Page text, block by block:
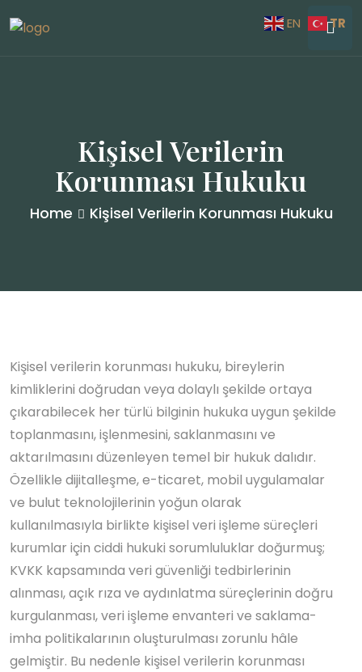
Kişisel Verilerin
Korunması Hukuku
Home Kişisel Verilerin Korunması Hukuku
Kişisel verilerin korunması hukuku, bireylerin
kimliklerini doğrudan veya dolaylı şekilde ortaya
çıkarabilecek her türlü bilginin hukuka uygun şekilde
toplanmasını, işlenmesini, saklanmasını ve
aktarılmasını düzenleyen temel bir hukuk dalıdır.
Özellikle dijitalleşme, e-ticaret, mobil uygulamalar
ve bulut teknolojilerinin yoğun olarak
kullanılmasıyla birlikte kişisel veri işleme süreçleri
kurumlar için ciddi hukuki sorumluluklar doğurmuş;
KVKK kapsamında veri güvenliği tedbirlerinin
alınması, açık rıza ve aydınlatma süreçlerinin doğru
kurgulanması, veri işleme envanteri ve saklama-
imha politikalarının oluşturulması zorunlu hâle
gelmiştir. Bu nedenle kişisel verilerin korunması
EN TR